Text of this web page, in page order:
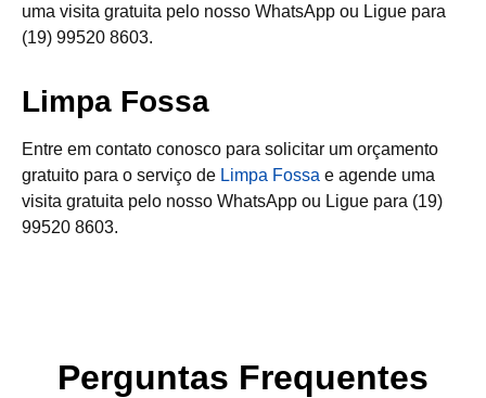
uma visita gratuita pelo nosso WhatsApp ou Ligue para
(19) 99520 8603.
Limpa Fossa
Entre em contato conosco para solicitar um orçamento
gratuito para o serviço de Limpa Fossa e agende uma
visita gratuita pelo nosso WhatsApp ou Ligue para (19)
99520 8603.
Perguntas Frequentes